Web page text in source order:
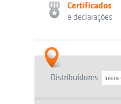
Certificados
e declarações
Distribuidores